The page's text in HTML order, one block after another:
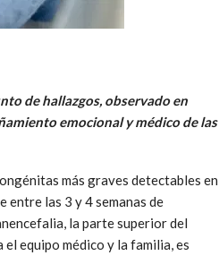
de hallazgos, observado en
emocional y médico de las
más graves detectables en
las 3 y 4 semanas de
la parte superior del
equipo médico y la familia, es